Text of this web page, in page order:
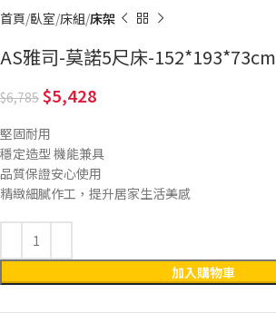
首頁 臥室 床組 床架
AS雅司-莫諾5尺床-152*193*73cm
6,785 5,428
堅固耐用
穩定造型 機能兼具
品質保證安心使用
精緻細膩作工，提升居家生活美感
加入購物車